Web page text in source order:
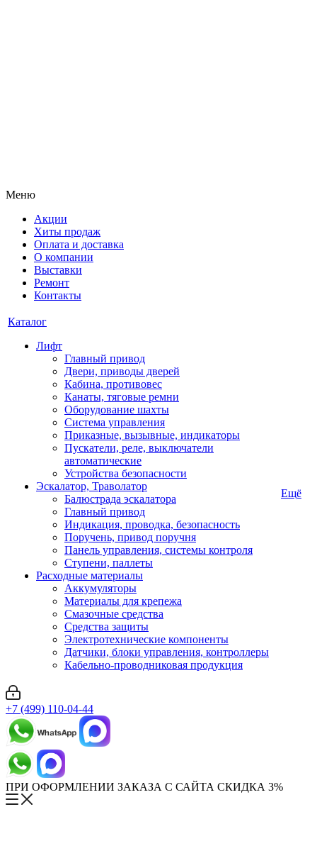
Меню
Акции
Хиты продаж
Оплата и доставка
О компании
Выставки
Ремонт
Контакты
Каталог
Лифт
Главный привод
Двери, приводы дверей
Кабина, противовес
Канаты, тяговые ремни
Оборудование шахты
Система управления
Приказные, вызывные, индикаторы
Пускатели, реле, выключатели
автоматические
Устройства безопасности
Эскалатор, Траволатор
Балюстрада эскалатора
Главный привод
Индикация, проводка, безопасность
Поручень, привод поручня
Панель управления, системы контроля
Ступени, паллеты
Расходные материалы
Аккумуляторы
Материалы для крепежа
Смазочные средства
Средства защиты
Электротехнические компоненты
Датчики, блоки управления, контроллеры
Кабельно-проводниковая продукция
Ещё
+7 (499) 110-04-44
ПРИ ОФОРМЛЕНИИ ЗАКАЗА С САЙТА СКИДКА 3%